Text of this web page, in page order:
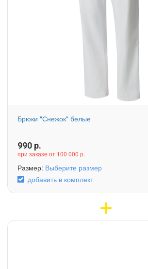
Брюки "Снежок" белые
990 р.
при заказе от 100 000 р.
Размер: Выберите размер
добавить в комплект